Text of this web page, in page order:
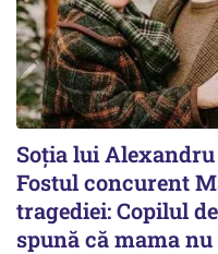
Soția lui
Fostul concurent
tragediei: Copilul
spună că mama